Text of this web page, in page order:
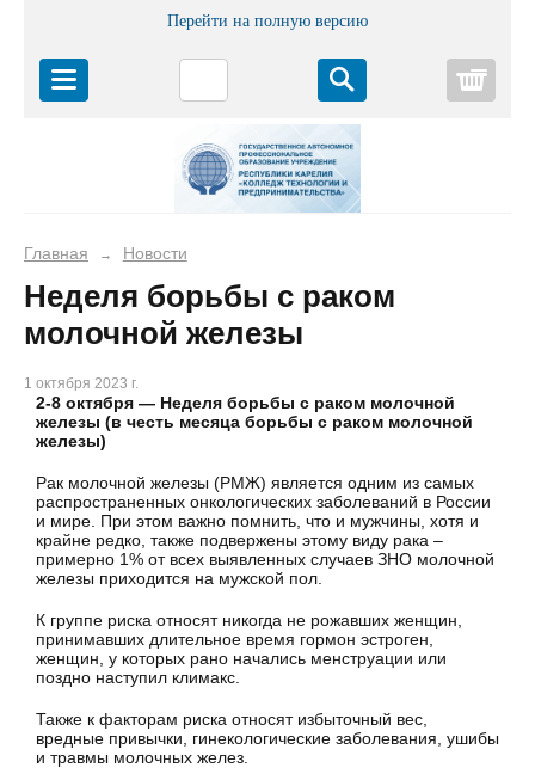
Перейти на полную версию
Главная → Новости
Неделя борьбы с раком
молочной железы
1 октября 2023 г.
2-8 октября — Неделя борьбы с раком молочной
железы (в честь месяца борьбы с раком молочной
железы)
Рак молочной железы (РМЖ) является одним из самых
распространенных онкологических заболеваний в России
и мире. При этом важно помнить, что и мужчины, хотя и
крайне редко, также подвержены этому виду рака –
примерно 1% от всех выявленных случаев ЗНО молочной
железы приходится на мужской пол.
К группе риска относят никогда не рожавших женщин,
принимавших длительное время гормон эстроген,
женщин, у которых рано начались менструации или
поздно наступил климакс.
Также к факторам риска относят избыточный вес,
вредные привычки, гинекологические заболевания, ушибы
и травмы молочных желез.